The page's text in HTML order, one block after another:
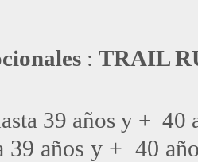
: TRAIL
39 años y + 40
39 años y + 40